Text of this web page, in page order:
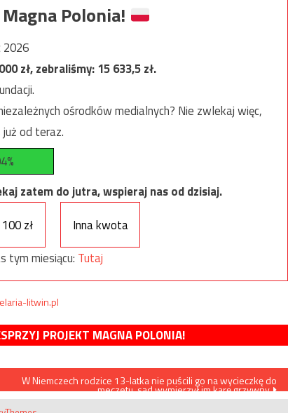
Polonia!
2026
zł, zebraliśmy:15 633,5zł.
ośrodków medialnych? Nie zwlekaj więc,
od teraz.
zatem do jutra, wspieraj nas od dzisiaj.
100 zł
Inna kwota
tym miesiącu: Tutaj
litwin.pl
PROJEKT MAGNA POLONIA!
W Niemczech rodzice 13-latka nie puścili go na wycieczkę do
meczetu, sąd wymierzył im karę grzywny